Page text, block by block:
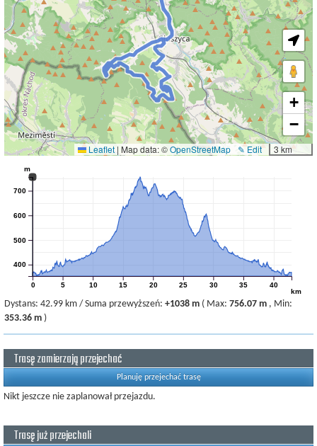
+
−
3 km
✎ Edit
Leaflet | Map data: ©OpenStreetMap
0 5 10 15 20 25 30 35 40
km
400
500
600
700
m
Dystans: 42.99 km / Suma przewyższeń: +1038 m ( Max: 756.07 m , Min:
353.36 m )
Trasę zamierzają przejechać
Planuję przejechać trasę
Nikt jeszcze nie zaplanował przejazdu.
Trasę już przejechali